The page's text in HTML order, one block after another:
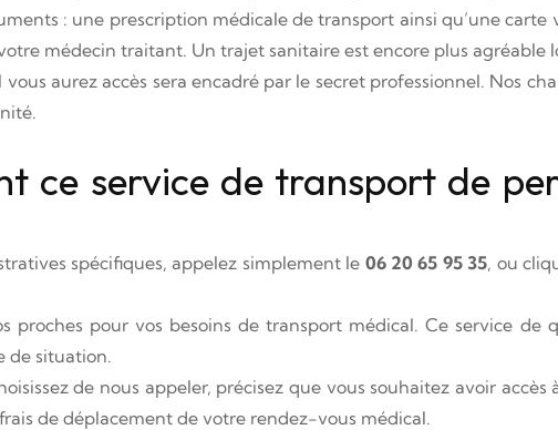
: une prescription médicale de transport ainsi qu’une
médecin traitant. Un trajet sanitaire est encore plus agréable
aurez accès sera encadré par le secret professionnel. Nos
ce service de transport de
spécifiques, appelez simplement le 06 20 65 95 35, ou
proches pour vos besoins de transport médical. Ce service de
de situation.
de nous appeler, précisez que vous souhaitez avoir
de déplacement de votre rendez-vous médical.